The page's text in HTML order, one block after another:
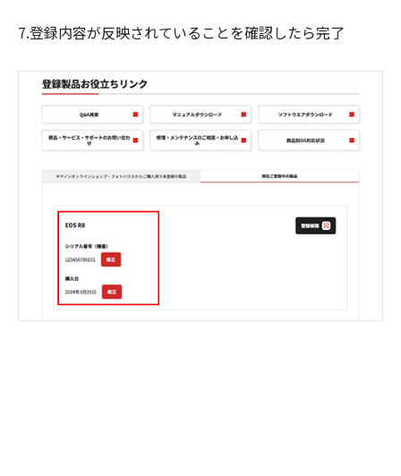
7.登録内容が反映されていることを確認したら完了